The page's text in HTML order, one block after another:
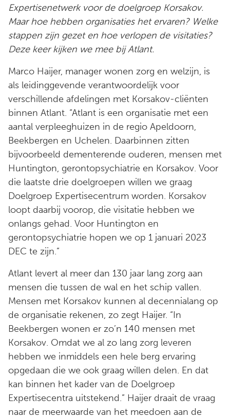
Expertisenetwerk voor de doelgroep Korsakov.
Maar hoe hebben organisaties het ervaren? Welke
stappen zijn gezet en hoe verlopen de visitaties?
Deze keer kijken we mee bij Atlant.
Marco Haijer, manager wonen zorg en welzijn, is
als leidinggevende verantwoordelijk voor
verschillende afdelingen met Korsakov-cliënten
binnen Atlant. “Atlant is een organisatie met een
aantal verpleeghuizen in de regio Apeldoorn,
Beekbergen en Uchelen. Daarbinnen zitten
bijvoorbeeld dementerende ouderen, mensen met
Huntington, gerontopsychiatrie en Korsakov. Voor
die laatste drie doelgroepen willen we graag
Doelgroep Expertisecentrum worden. Korsakov
loopt daarbij voorop, die visitatie hebben we
onlangs gehad. Voor Huntington en
gerontopsychiatrie hopen we op 1 januari 2023
DEC te zijn.”
Atlant levert al meer dan 130 jaar lang zorg aan
mensen die tussen de wal en het schip vallen.
Mensen met Korsakov kunnen al decennialang op
de organisatie rekenen, zo zegt Haijer. “In
Beekbergen wonen er zo’n 140 mensen met
Korsakov. Omdat we al zo lang zorg leveren
hebben we inmiddels een hele berg ervaring
opgedaan die we ook graag willen delen. En dat
kan binnen het kader van de Doelgroep
Expertisecentra uitstekend.” Haijer draait de vraag
naar de meerwaarde van het meedoen aan de